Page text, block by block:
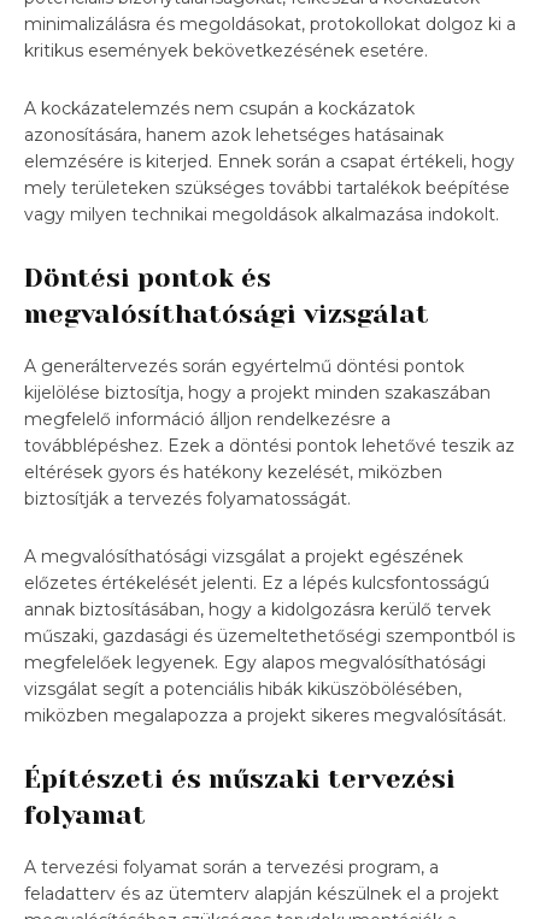
minimalizálásra és megoldásokat, protokollokat dolgoz ki a
kritikus események bekövetkezésének esetére.
A kockázatelemzés nem csupán a kockázatok
azonosítására, hanem azok lehetséges hatásainak
elemzésére is kiterjed. Ennek során a csapat értékeli, hogy
mely területeken szükséges további tartalékok beépítése
vagy milyen technikai megoldások alkalmazása indokolt.
Döntési pontok és
megvalósíthatósági vizsgálat
A generáltervezés során egyértelmű döntési pontok
kijelölése biztosítja, hogy a projekt minden szakaszában
megfelelő információ álljon rendelkezésre a
továbblépéshez. Ezek a döntési pontok lehetővé teszik az
eltérések gyors és hatékony kezelését, miközben
biztosítják a tervezés folyamatosságát.
A megvalósíthatósági vizsgálat a projekt egészének
előzetes értékelését jelenti. Ez a lépés kulcsfontosságú
annak biztosításában, hogy a kidolgozásra kerülő tervek
műszaki, gazdasági és üzemeltethetőségi szempontból is
megfelelőek legyenek. Egy alapos megvalósíthatósági
vizsgálat segít a potenciális hibák kiküszöbölésében,
miközben megalapozza a projekt sikeres megvalósítását.
Építészeti és műszaki tervezési
folyamat
A tervezési folyamat során a tervezési program, a
feladatterv és az ütemterv alapján készülnek el a projekt